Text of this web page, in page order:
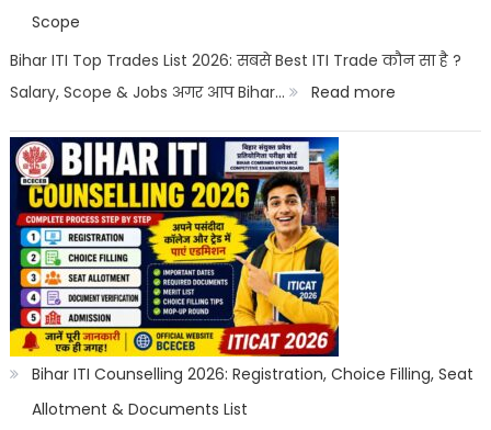
Career
Options
Scope
Bihar ITI Top Trades List 2026: सबसे Best ITI Trade कौन सा है ?
Salary, Scope & Jobs अगर आप Bihar…
Read more:
Bihar
ITI
Bihar ITI Counselling 2026: Registration, Choice Filling, Seat
Allotment & Documents List